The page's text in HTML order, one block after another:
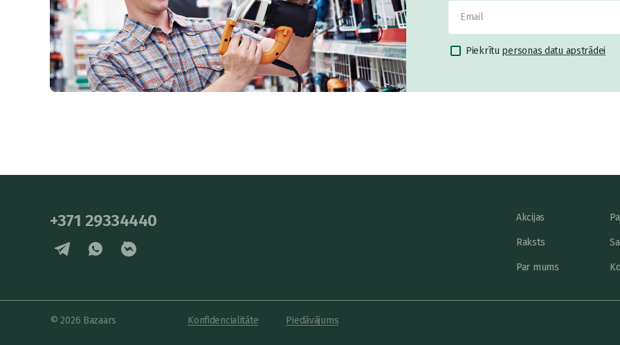
Piekrītu personas datu apstrādei
+371 29334440 Akcijas
Raksts
Par mums
© 2026 Bazaars Konfidencialitāte Piedāvājums